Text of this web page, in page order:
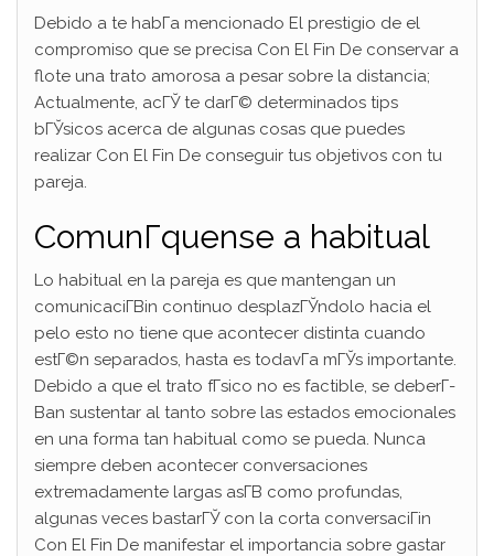
Debido a te habГ­a mencionado El prestigio de el
compromiso que se precisa Con El Fin De conservar a
flote una trato amorosa a pesar sobre la distancia;
Actualmente, acГЎ te darГ© determinados tips
bГЎsicos acerca de algunas cosas que puedes
realizar Con El Fin De conseguir tus objetivos con tu
pareja.
ComunГ­quense a habitual
Lo habitual en la pareja es que mantengan un
comunicaciГ­Віn continuo desplazГЎndolo hacia el
pelo esto no tiene que acontecer distinta cuando
estГ©n separados, hasta es todavГ­a mГЎs importante.
Debido a que el trato fГ­sico no es factible, se deberГ­
В­an sustentar al tanto sobre las estados emocionales
en una forma tan habitual como se pueda. Nunca
siempre deben acontecer conversaciones
extremadamente largas asГ­В­ como profundas,
algunas veces bastarГЎ con la corta conversaciГіn
Con El Fin De manifestar el importancia sobre gastar